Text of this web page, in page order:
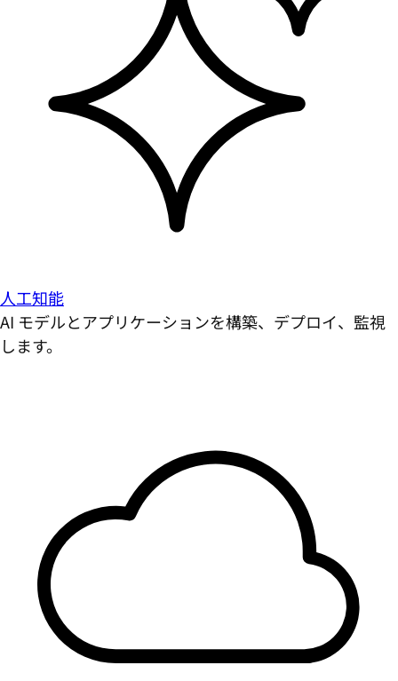
人工知能
AI モデルとアプリケーションを構築、デプロイ、監視
します。